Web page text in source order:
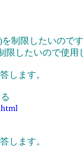
制限したいので
したいので使用
します。
します。